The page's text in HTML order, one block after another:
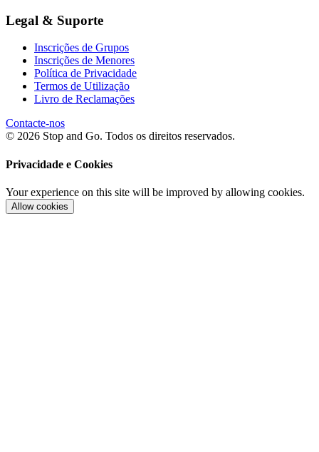
Legal & Suporte
Inscrições de Grupos
Inscrições de Menores
Política de Privacidade
Termos de Utilização
Livro de Reclamações
Contacte-nos
© 2026 Stop and Go. Todos os direitos reservados.
Privacidade e Cookies
Your experience on this site will be improved by allowing cookies.
Allow cookies